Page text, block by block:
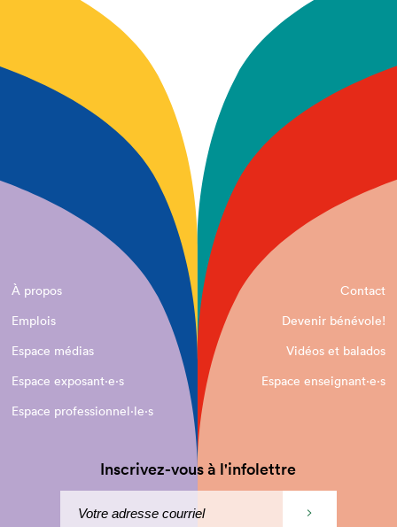
À propos
Contact
Emplois
Devenir bénévole!
Espace médias
Vidéos et balados
Espace exposant·e⋅s
Espace enseignant·e⋅s
Espace professionnel·le⋅s
Inscrivez-vous à l'infolettre